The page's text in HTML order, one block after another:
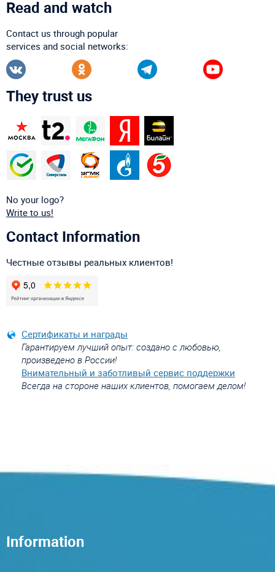
Read and watch
Contact us through popular
services and social networks:
They trust us
No your logo?
Write to us!
Contact Information
Честные отзывы реальных клиентов!
Сертификаты и награды
Гарантируем лучший опыт: создано с любовью,
произведено в России!
Внимательный и заботливый сервис поддержки
Всегда на стороне наших клиентов, помогаем делом!
Information